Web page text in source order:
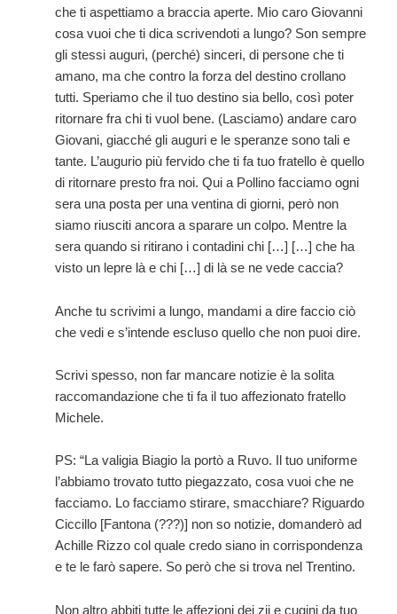
che ti aspettiamo a braccia aperte. Mio caro Giovanni
cosa vuoi che ti dica scrivendoti a lungo? Son sempre
gli stessi auguri, (perché) sinceri, di persone che ti
amano, ma che contro la forza del destino crollano
tutti. Speriamo che il tuo destino sia bello, così poter
ritornare fra chi ti vuol bene. (Lasciamo) andare caro
Giovani, giacché gli auguri e le speranze sono tali e
tante. L’augurio più fervido che ti fa tuo fratello è quello
di ritornare presto fra noi. Qui a Pollino facciamo ogni
sera una posta per una ventina di giorni, però non
siamo riusciti ancora a sparare un colpo. Mentre la
sera quando si ritirano i contadini chi […] […] che ha
visto un lepre là e chi […] di là se ne vede caccia?
Anche tu scrivimi a lungo, mandami a dire faccio ciò
che vedi e s’intende escluso quello che non puoi dire.
Scrivi spesso, non far mancare notizie è la solita
raccomandazione che ti fa il tuo affezionato fratello
Michele.
PS: “La valigia Biagio la portò a Ruvo. Il tuo uniforme
l’abbiamo trovato tutto piegazzato, cosa vuoi che ne
facciamo. Lo facciamo stirare, smacchiare? Riguardo
Ciccillo [Fantona (???)] non so notizie, domanderò ad
Achille Rizzo col quale credo siano in corrispondenza
e te le farò sapere. So però che si trova nel Trentino.
Non altro abbiti tutte le affezioni dei zii e cugini da tuo